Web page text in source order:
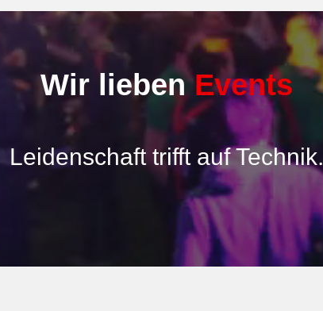
Wir liebenEvents
Leidenschaft trifft auf Technik.